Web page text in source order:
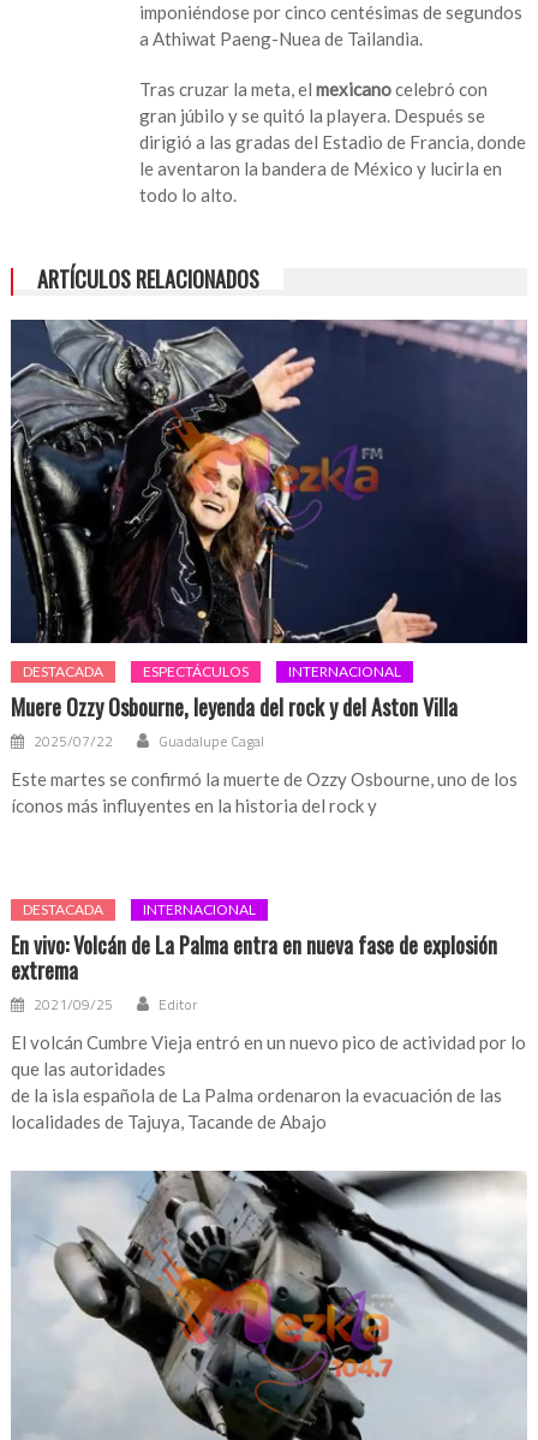
imponiéndose por cinco centésimas de segundos
a Athiwat Paeng-Nuea de Tailandia.
Tras cruzar la meta, elmexicanocelebró con
gran júbilo y se quitó la playera. Después se
dirigió a las gradas del Estadio de Francia, donde
le aventaron la bandera de México y lucirla en
todo lo alto.
ARTÍCULOS RELACIONADOS
DESTACADA ESPECTÁCULOS INTERNACIONAL
Muere Ozzy Osbourne, leyenda del rock y del Aston Villa
2025/07/22 Guadalupe Cagal
Este martes se confirmó la muerte de Ozzy Osbourne, uno de los
íconos más influyentes en la historia del rock y
DESTACADA INTERNACIONAL
En vivo: Volcán de La Palma entra en nueva fase de explosión
extrema
2021/09/25 Editor
El volcán Cumbre Vieja entró en un nuevo pico de actividad por lo
que las autoridades
de la isla española de La Palma ordenaron la evacuación de las
localidades de Tajuya, Tacande de Abajo